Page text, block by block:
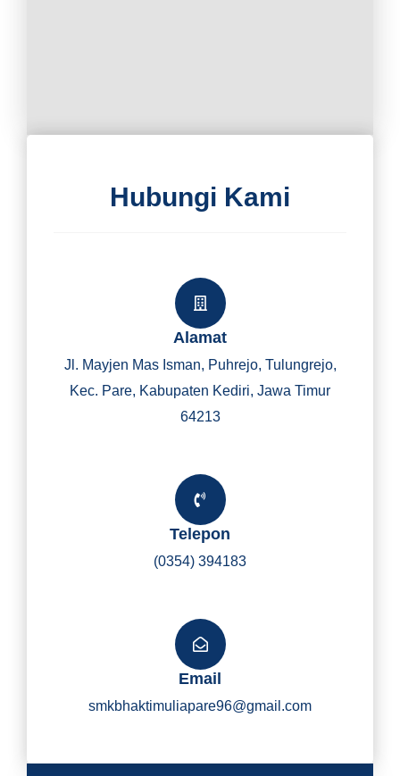
Y
I
Hubungi Kami
Alamat
Jl. Mayjen Mas Isman, Puhrejo, Tulungrejo,
Kec. Pare, Kabupaten Kediri, Jawa Timur
64213
Telepon
(0354) 394183
Email
smkbhaktimuliapare96@gmail.com